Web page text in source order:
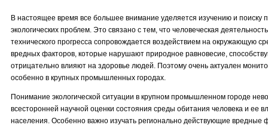
В настоящее время все большее внимание уделяется изучению и поиску
экологических проблем. Это связано с тем, что человеческая
технического прогресса сопровождается воздействием на окружающую
вредных факторов, которые нарушают природное равновесие,
отрицательно влияют на здоровье людей. Поэтому очень актуален
особенно в крупных промышленных городах.
Понимание экологической ситуации в крупном промышленном городе
всесторонней научной оценки состояния среды обитания человека и ее
населения. Особенно важно изучать регионально действующие вредные